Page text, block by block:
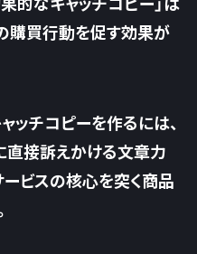
購買行動を促す効果が
ッチコピーを作るには、
直接訴えかける文章力
ビスの核心を突く商品